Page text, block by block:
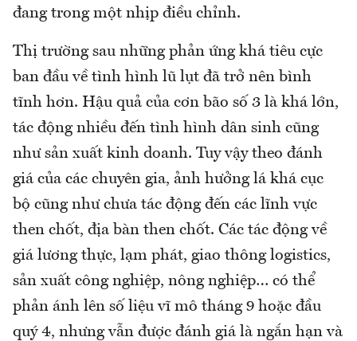
đang trong một nhịp điều chỉnh.
Thị trường sau những phản ứng khá tiêu cực
ban đầu về tình hình lũ lụt đã trở nên bình
tĩnh hơn. Hậu quả của cơn bão số 3 là khá lớn,
tác động nhiều đến tình hình dân sinh cũng
như sản xuất kinh doanh. Tuy vậy theo đánh
giá của các chuyên gia, ảnh hưởng lá khá cục
bộ cũng như chưa tác động đến các lĩnh vực
then chốt, địa bàn then chốt. Các tác động về
giá lương thực, lạm phát, giao thông logistics,
sản xuất công nghiệp, nông nghiệp… có thể
phản ánh lên số liệu vĩ mô tháng 9 hoặc đầu
quý 4, nhưng vẫn được đánh giá là ngắn hạn và